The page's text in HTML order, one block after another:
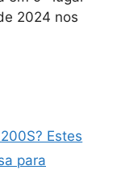
2024 nos
Estes
para